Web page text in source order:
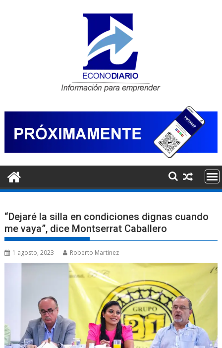
“Dejaré la silla en condiciones dignas cuando
me vaya”, dice Montserrat Caballero
1 agosto, 2023 Roberto Martinez